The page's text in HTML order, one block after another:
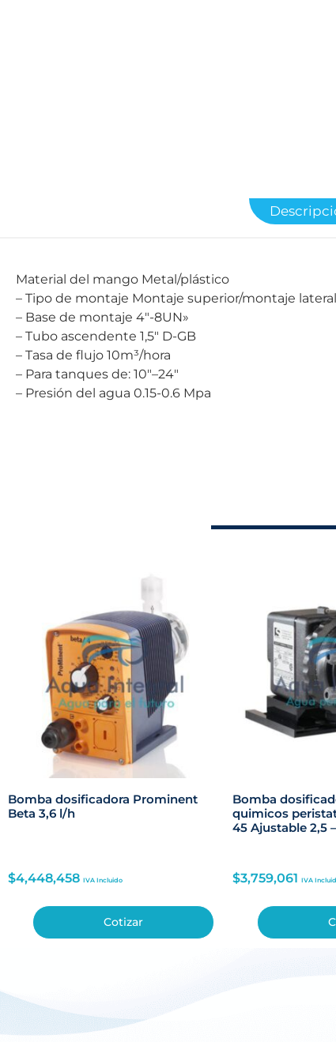
Material del mango Metal/plástico
– Tipo de montaje Montaje superior/
– Base de montaje 4″-8UN»
– Tubo ascendente 1,5″ D-GB
– Tasa de flujo 10m³/hora
– Para tanques de: 10″–24″
– Presión del agua 0.15-0.6 Mpa
Bomba dosificadora Prominent
Beta 3,6 l/h
$4,448,458 IVA Incluido
Cotizar
Bomba
quimicos
45 Ajustable 2,5
$3,759,061 IVA